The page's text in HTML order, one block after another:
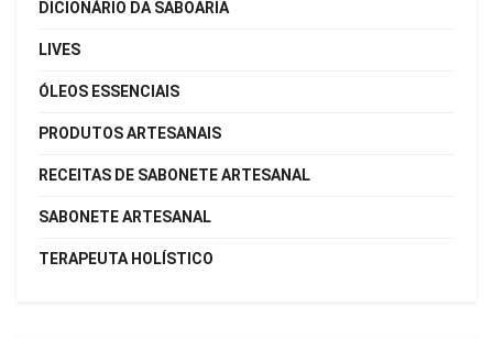
DICIONÁRIO DA SABOARIA
LIVES
ÓLEOS ESSENCIAIS
PRODUTOS ARTESANAIS
RECEITAS DE SABONETE ARTESANAL
SABONETE ARTESANAL
TERAPEUTA HOLÍSTICO